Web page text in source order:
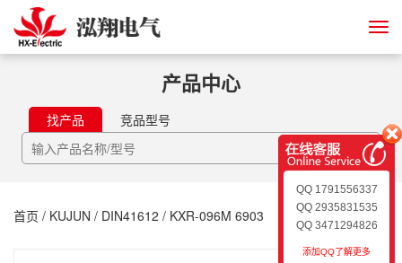
QQ 1791556337
QQ 2935831535
QQ 3471294826
添加QQ了解更多
产品中心
找产品 竞品型号
首页 / KUJUN / DIN41612 / KXR-096M 6903